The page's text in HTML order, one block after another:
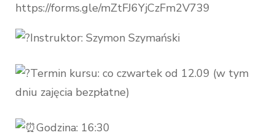
https://forms.gle/mZtFJ6YjCzFm2V739
Instruktor: Szymon Szymański
Termin kursu: co czwartek od 12.09 (w tym
dniu zajęcia bezpłatne)
Godzina: 16:30